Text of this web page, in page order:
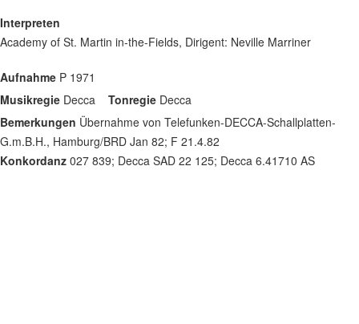
Interpreten
Academy of St. Martin in-the-Fields, Dirigent: Neville Marriner
Aufnahme P 1971
Musikregie Decca Tonregie Decca
Bemerkungen Übernahme von Telefunken-DECCA-Schallplatten-
G.m.B.H., Hamburg/BRD Jan 82; F 21.4.82
Konkordanz 027 839; Decca SAD 22 125; Decca 6.41710 AS